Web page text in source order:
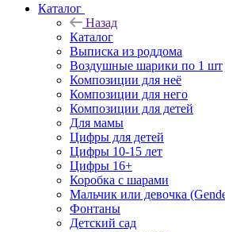
Каталог
Назад
Каталог
Выписка из роддома
Воздушные шарики по 1 шт
Композиции для неё
Композиции для него
Композиции для детей
Для мамы
Цифры для детей
Цифры 10-15 лет
Цифры 16+
Коробка с шарами
Мальчик или девочка
Фонтаны
Детский сад